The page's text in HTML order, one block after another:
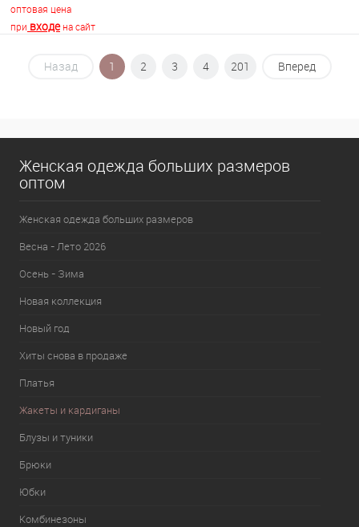
оптовая цена
при входена сайт
В корзину
Назад 1 2 3 4 201 Вперед
Женская одежда больших размеров
оптом
Женская одежда больших размеров
Весна - Лето 2026
Осень - Зима
Новая коллекция
Новый год
Хиты снова в продаже
Платья
Жакеты и кардиганы
Блузы и туники
Брюки
Юбки
Комбинезоны